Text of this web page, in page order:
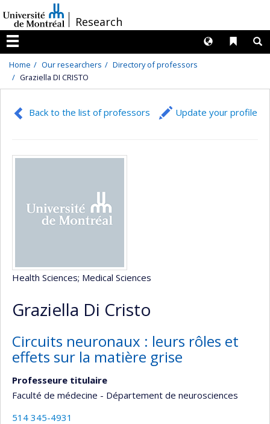
au
contenu
/Research
Menu
Liens
Langues
Home Our researchers
Directory of professors
Graziella DI CRISTO
Back to the list of professors Update your profile
Health Sciences; Medical Sciences
Graziella Di Cristo
Circuits neuronaux : leurs rôles et
effets sur la matière grise
Professeure titulaire
Faculté de médecine - Département de neurosciences
514 345-4931